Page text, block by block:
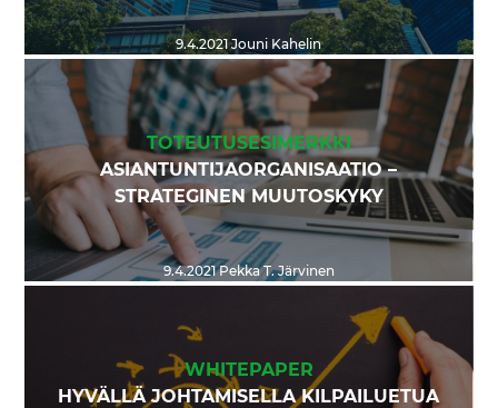
9.4.2021Jouni Kahelin
TOTEUTUSESIMERKKI
ASIANTUNTIJAORGANISAATIO –
STRATEGINEN MUUTOSKYKY
9.4.2021Pekka T. Järvinen
WHITEPAPER
HYVÄLLÄ JOHTAMISELLA KILPAILUETUA